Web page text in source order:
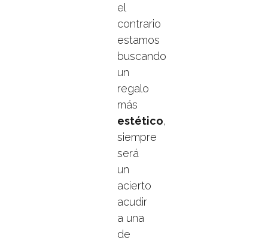
el
contrario
estamos
buscando
un
regalo
más
estético,
siempre
será
un
acierto
acudir
a una
de